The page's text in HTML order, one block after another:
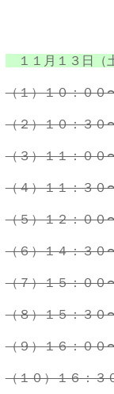
１１月１３日（
（１）１０：０
（２）１０：３
（３）１１：０
（４）１１：３
（５）１２：０
（６）１４：３
（７）１５：０
（８）１５：３
（９）１６：０
（１０）１６：